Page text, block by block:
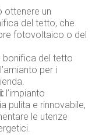
ottenere un
del tetto, che
fotovoltaico o del
bonifica del tetto
per i
l’impianto
pulita e rinnovabile,
le utenze